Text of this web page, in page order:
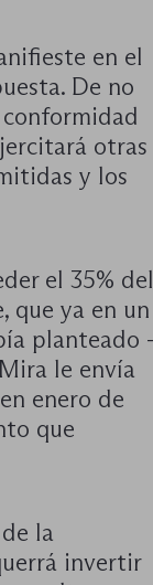
en el
De no
otras
y los
el 35% del
que ya en un
planteado -
le envía
enero de
que
la
invertir